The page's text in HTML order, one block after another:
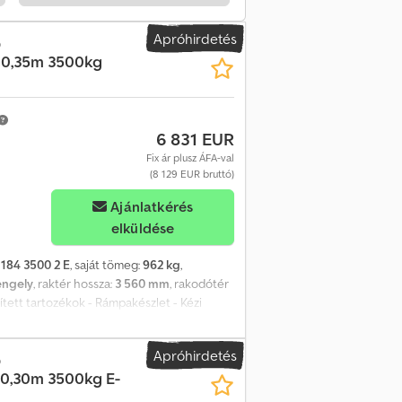
egység, vonórúdban védve Oldalfal,
– fekete bevonatú oldalfalak -
- Átalakítható platós pótkocsivá -
zsanérok Alváz és vázszerkezet -
- Teljesen hegesztett és tűzihorganyzott
50R13C gumiabronccsal - Vonófej
(keresztmerevítő) Ponyva és
lehetőséggel - Kiegészítő háló- illetve
es faalapon Dodpfx Akoqy Nr Aszeck -
mm-es finn nyírfarétegelt lemez
- Tolatólámpával - Pozíciójelző
lengéscsillapítóval - Automatikus
sárvédővel - Támasztékos
süllyesztett, 800 dAN (kg) teherbírású
költség hozzánk már benne foglaltatik
tanúsítvány) mellékelve - Nincsenek
További ajánlatokat és információkat
"Dapper Anhänger". A képeken
fenntartva.
Apróhirdetés
3500kg
6 831 EUR
Fix ár plusz ÁFA-val
(8 129 EUR bruttó)
Ajánlatkérés
elküldése
3500 2 E, saját tömeg:962 kg,
, raktér hossza: 3 560 mm, rakodótér
tartozékok - Rámpakészlet - Kézi
rámpa, 2,50 m hosszú,
- Egy kézi kurbli Hidraulika (billentő- és
41°, oldalirányban 38° - 4 fokozatú
billenő kezelőegység, vonórúdban
oldalfalak, 35 cm magasak - Mindegyik
Apróhirdetés
3500kg E-